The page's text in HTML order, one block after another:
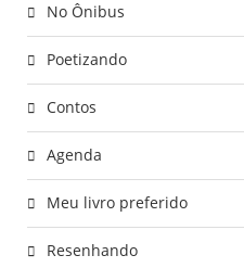
No Ônibus
Poetizando
Contos
Agenda
Meu livro preferido
Resenhando